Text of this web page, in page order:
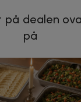
på dealen
på